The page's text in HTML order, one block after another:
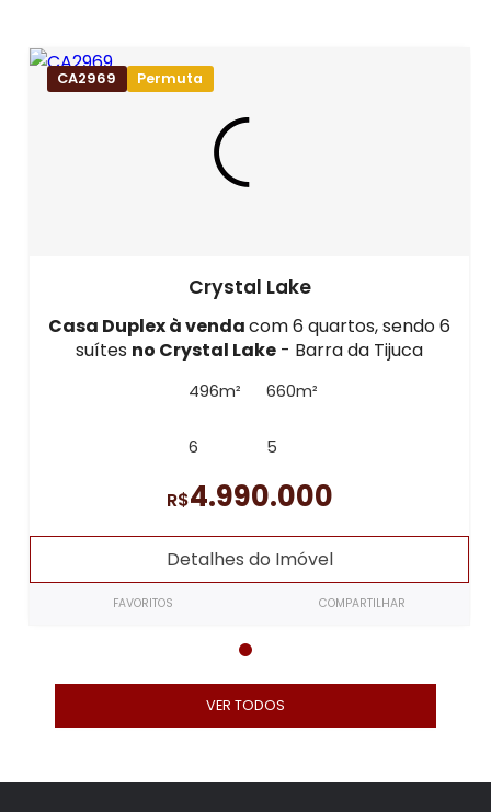
CA2969 Permuta
Crystal Lake
Casa Duplex à vendacom 6 quartos, sendo 6
suítes no Crystal Lake - Barra da Tijuca
496m² 660m²
6 5
R$4.990.000
Detalhes do Imóvel
FAVORITOS COMPARTILHAR
VER TODOS